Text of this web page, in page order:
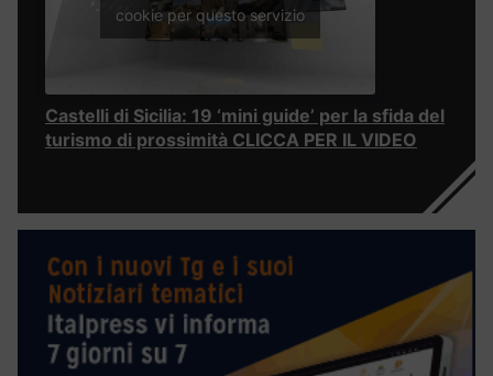
cookie per questo servizio
Castelli di Sicilia: 19 ‘mini guide’ per la sfida del
turismo di prossimità CLICCA PER IL VIDEO